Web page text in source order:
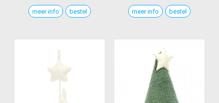
meer info bestel meer info bestel